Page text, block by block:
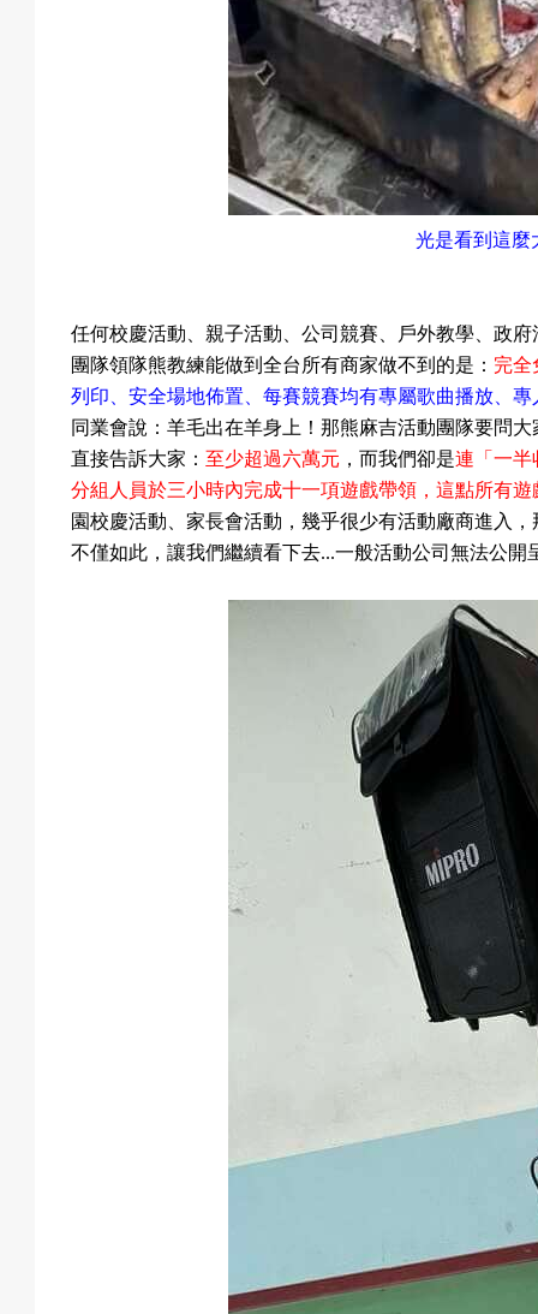
光是看到這麼
任何校慶活動 、親子活動 、公司競賽 、戶外教學 、政
團隊領隊熊教練能做到全台所有商家做不到的是： 完全
列印 、安全場地佈置 、每賽競賽均有專屬歌曲播放 、
同業會說：羊毛出在羊身上！那熊麻吉活動團隊要問
直接告訴大家：至少超過六萬元 ，而我們卻是連 「一半
分組人員於三小時內完成十一項遊戲帶領，這點所有
園校慶活動 、家長會活動，幾乎很少有活動廠商進入
不僅如此，讓我們繼續看下去...一般活動公司無法公